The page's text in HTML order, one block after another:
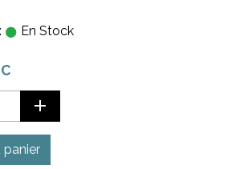
En Stock
panier